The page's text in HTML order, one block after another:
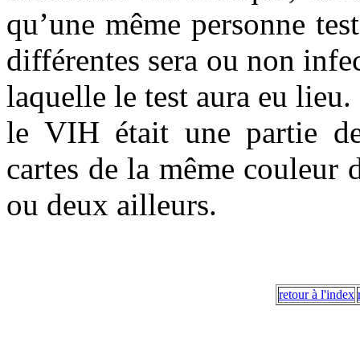
qu’une même personne
différentes sera ou non
laquelle le test aura eu
le VIH était une partie
cartes de la même couleur
ou deux ailleurs.
retour à l'index